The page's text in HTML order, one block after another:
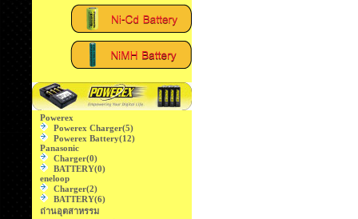
Powerex
Powerex Charger(5)
Powerex Battery(12)
Panasonic
Charger(0)
BATTERY(0)
eneloop
Charger(2)
BATTERY(6)
ถ่านอุตสาหรรม